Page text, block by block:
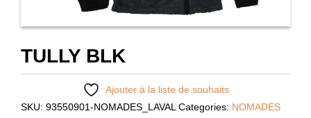
TULLY BLK
Ajouter à la liste de souhaits
SKU: 93550901-NOMADES_LAVAL Categories: NOMADES